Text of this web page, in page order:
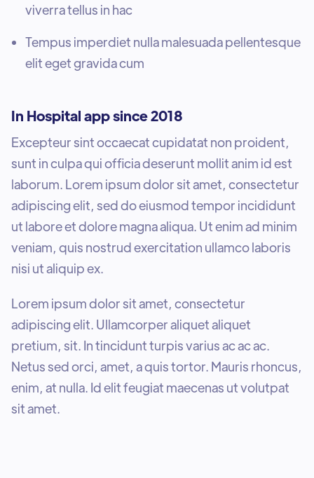
viverra tellus in hac
Tempus imperdiet nulla malesuada pellentesque
elit eget gravida cum
In Hospital app since 2018
Excepteur sint occaecat cupidatat non proident,
sunt in culpa qui officia deserunt mollit anim id est
laborum. Lorem ipsum dolor sit amet, consectetur
adipiscing elit, sed do eiusmod tempor incididunt
ut labore et dolore magna aliqua. Ut enim ad minim
veniam, quis nostrud exercitation ullamco laboris
nisi ut aliquip ex.
Lorem ipsum dolor sit amet, consectetur
adipiscing elit. Ullamcorper aliquet aliquet
pretium, sit. In tincidunt turpis varius ac ac ac.
Netus sed orci, amet, a quis tortor. Mauris rhoncus,
enim, at nulla. Id elit feugiat maecenas ut volutpat
sit amet.